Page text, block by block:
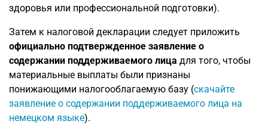
здоровья или профессиональной подготовки).
Затем к налоговой декларации следует приложить
официально подтвержденное заявление о
содержании поддерживаемого лица для того, чтобы
материальные выплаты были признаны
понижающими налогооблагаемую базу (скачайте
заявление о содержании поддерживаемого лица на
немецком языке).